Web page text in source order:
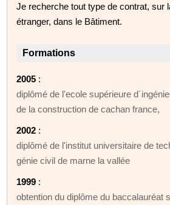
Je recherche tout type de contrat, sur
étranger, dans le Bâtiment.
Formations
2005 :
diplômé de l'ecole supérieure
de la construction de cachan france,
2002 :
diplômé de l'institut universitaire de
génie civil de marne la vallée
1999 :
obtention du diplôme du baccalauréat